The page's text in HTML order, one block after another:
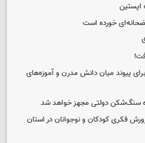
اپستین
خورده است
پیوند میان دانش مدرن و آموزه‌های
سنگ‌شکن دولتی مجهز خواهد شد
فکری کودکان و نوجوانان در استان